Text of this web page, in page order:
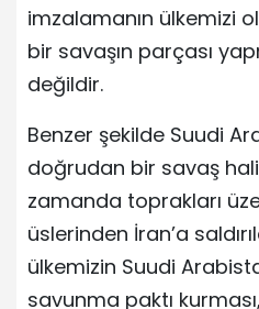
imzalamanın ülkemizi
bir savaşın parçası
değildir.
Benzer şekilde Suudi
doğrudan bir savaş
zamanda toprakları
üslerinden İran’a
ülkemizin Suudi
savunma paktı